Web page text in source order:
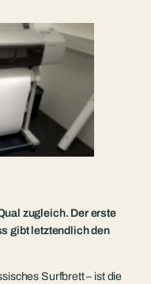
zugleich. Der erste
gibt letztendlich den
Surfbrett – ist die